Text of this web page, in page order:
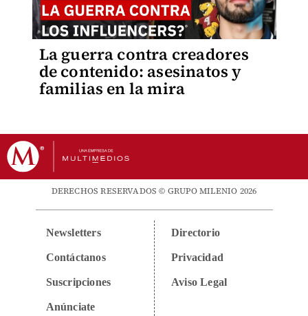
La guerra contra creadores
de contenido: asesinatos y
familias en la mira
DERECHOS RESERVADOS © GRUPO MILENIO 2026
Newsletters
Contáctanos
Suscripciones
Anúnciate
Directorio
Privacidad
Aviso Legal